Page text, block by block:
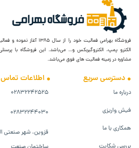
فروشگاه بهرامی فعالیت خود را
الکترو پمپ، الکتروگیربکس و… می‌باشد. این فروشگاه با
مشاوره در زمینه فعالیت های فوق می‌باشد.
دسترسی سریع
درباره ما
فیش واریزی
همکاری با ما
اطلاعات تماس
۰۲۸۳۲۲۴۲۵۲۵
۰۲۸۳۲۲۴۴۰۳۰
قزوین، شهر صنعتی